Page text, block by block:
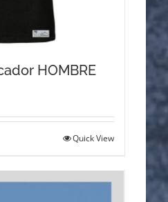
HOMBRE
Quick View